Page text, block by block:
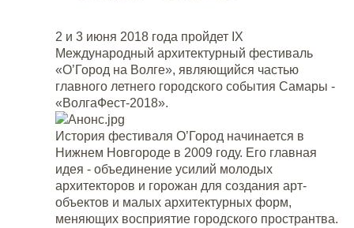
2 и 3 июня 2018 года пройдет IX
Международный архитектурный фестиваль
«О’Город на Волге», являющийся частью
главного летнего городского события Самары -
«ВолгаФест-2018».
История фестиваля О’Город начинается в
Нижнем Новгороде в 2009 году. Его главная
идея - объединение усилий молодых
архитекторов и горожан для создания арт-
объектов и малых архитектурных форм,
меняющих восприятие городского пространтва.